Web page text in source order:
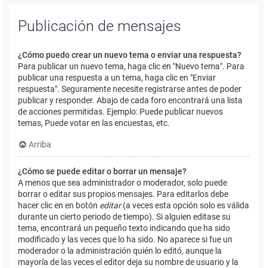
Publicación de mensajes
¿Cómo puedo crear un nuevo tema o enviar una respuesta?
Para publicar un nuevo tema, haga clic en "Nuevo tema". Para
publicar una respuesta a un tema, haga clic en "Enviar
respuesta". Seguramente necesite registrarse antes de poder
publicar y responder. Abajo de cada foro encontrará una lista
de acciones permitidas. Ejemplo: Puede publicar nuevos
temas, Puede votar en las encuestas, etc.
Arriba
¿Cómo se puede editar o borrar un mensaje?
A menos que sea administrador o moderador, solo puede
borrar o editar sus propios mensajes. Para editarlos debe
hacer clic en en botón editar(a veces esta opción solo es válida
durante un cierto periodo de tiempo). Si alguien editase su
tema, encontrará un pequeño texto indicando que ha sido
modificado y las veces que lo ha sido. No aparece si fue un
moderador o la administración quién lo editó, aunque la
mayoría de las veces el editor deja su nombre de usuario y la